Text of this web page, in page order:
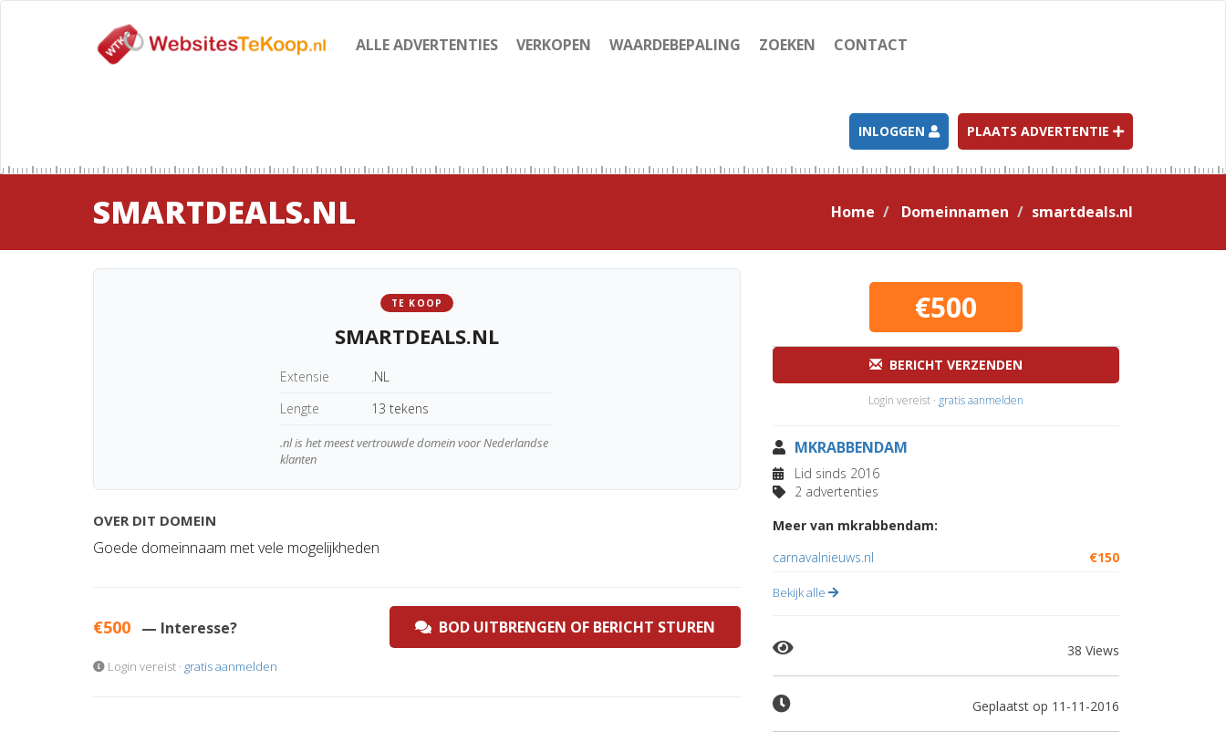
ALLE ADVERTENTIES VERKOPEN WAARDEBEPALING ZOEKEN CONTACT
INLOGGEN PLAATS ADVERTENTIE
SMARTDEALS.NL Home Domeinnamen smartdeals.nl
TE KOOP
SMARTDEALS.NL
Extensie
.NL
Lengte
13 tekens
.nl is het meest vertrouwde domein voor Nederlandse
klanten
OVER DIT DOMEIN
Goede domeinnaam met vele mogelijkheden
€500 — Interesse? BOD UITBRENGEN OF BERICHT STUREN
Login vereist · gratis aanmelden
€500
BERICHT VERZENDEN
Login vereist · gratis aanmelden
MKRABBENDAM
Lid sinds 2016
2 advertenties
Meer van mkrabbendam:
carnavalnieuws.nl
€150
Bekijk alle
38 Views
Geplaatst op 11-11-2016